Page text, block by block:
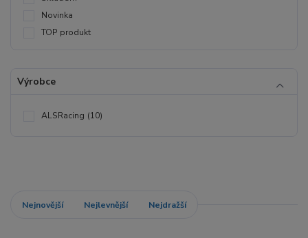
Novinka
TOP produkt
Výrobce
ALSRacing (10)
Nejnovější Nejlevnější Nejdražší